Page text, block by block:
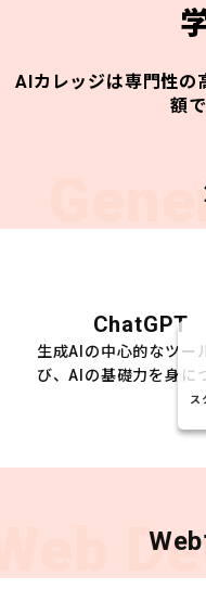
AIカレッジは専門性の
額
ChatGPT
生成AIの中心的なツー
び、AIの基礎力を身に
ス